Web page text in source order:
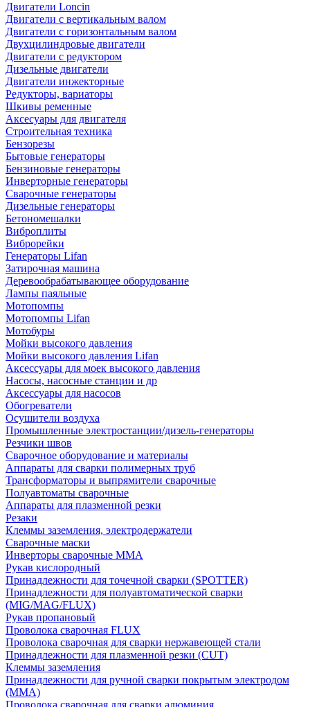
Двигатели Loncin
Двигатели с вертикальным валом
Двигатели с горизонтальным валом
Двухцилиндровые двигатели
Двигатели с редуктором
Дизельные двигатели
Двигатели инжекторные
Редукторы, вариаторы
Шкивы ременные
Аксесуары для двигателя
Строительная техника
Бензорезы
Бытовые генераторы
Бензиновые генераторы
Инверторные генераторы
Сварочные генераторы
Дизельные генераторы
Бетономешалки
Виброплиты
Виброрейки
Генераторы Lifan
Затирочная машина
Деревообрабатывающее оборудование
Лампы паяльные
Мотопомпы
Мотопомпы Lifan
Мотобуры
Мойки высокого давления
Мойки высокого давления Lifan
Аксессуары для моек высокого давления
Насосы, насосные станции и др
Аксессуары для насосов
Обогреватели
Осушители воздуха
Промышленные электростанции/дизель-генераторы
Резчики швов
Сварочное оборудование и материалы
Аппараты для сварки полимерных труб
Трансформаторы и выпрямители сварочные
Полуавтоматы сварочные
Аппараты для плазменной резки
Резаки
Клеммы заземления, электродержатели
Сварочные маски
Инверторы сварочные ММА
Рукав кислородный
Принадлежности для точечной сварки (SPOTTER)
Принадлежности для полуавтоматической сварки
(MIG/MAG/FLUX)
Рукав пропановый
Проволока сварочная FLUX
Проволока сварочная для сварки нержавеющей стали
Принадлежности для плазменной резки (CUT)
Клеммы заземления
Принадлежности для ручной сварки покрытым электродом
(MMA)
Проволока сварочная для сварки алюминия